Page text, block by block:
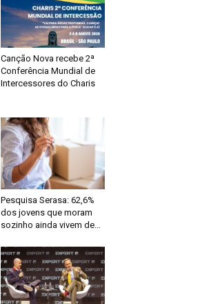
Canção Nova recebe 2ª
Conferência Mundial de
Intercessores do Charis
Pesquisa Serasa: 62,6%
dos jovens que moram
sozinho ainda vivem de...